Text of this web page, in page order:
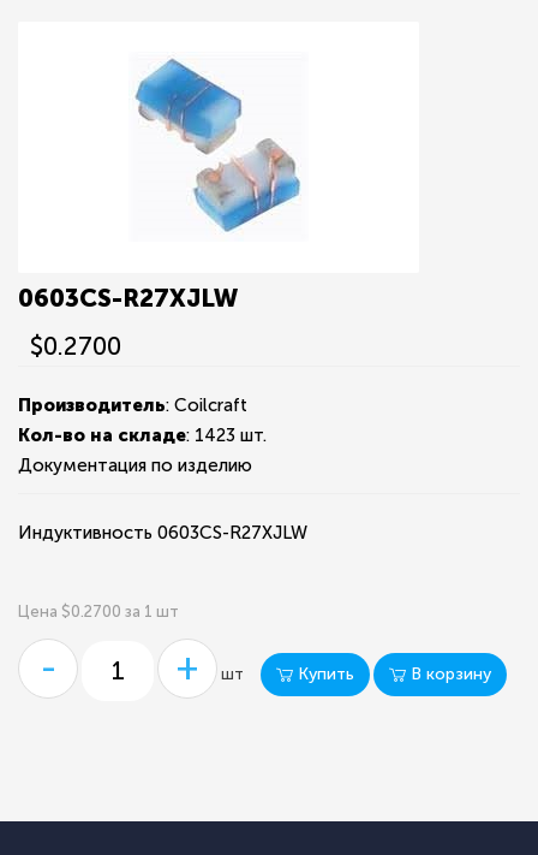
0603CS-R27XJLW
$0.2700
Производитель: Coilcraft
Кол-во на складе: 1423 шт.
Документация по изделию
Индуктивность 0603CS-R27XJLW
Цена $0.2700 за 1 шт
- + шт Купить В корзину